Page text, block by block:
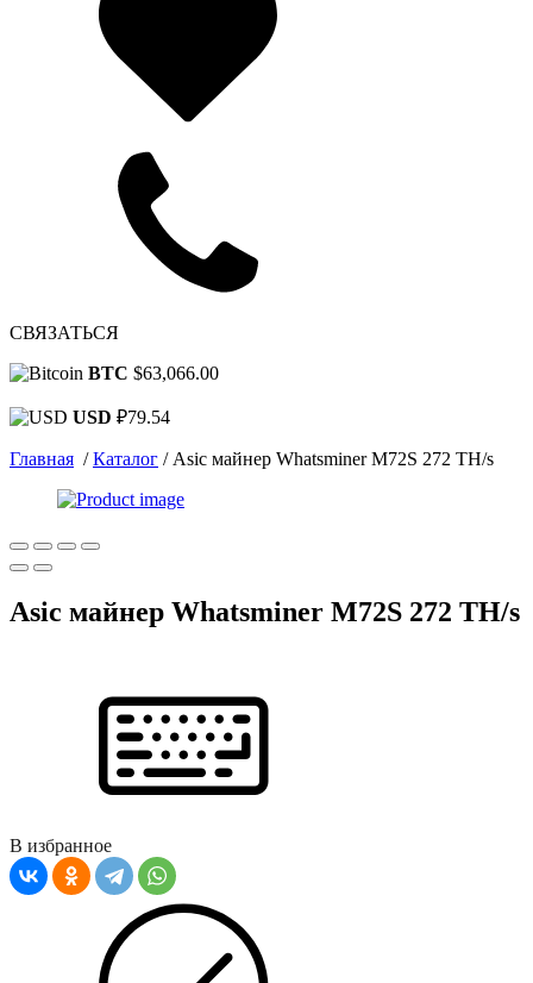
СВЯЗАТЬСЯ
BTC $63,066.00
USD ₽79.54
Главная /Каталог / Asic майнер Whatsminer M72S 272 TH/s
Asic майнер Whatsminer M72S 272 TH/s
В избранное